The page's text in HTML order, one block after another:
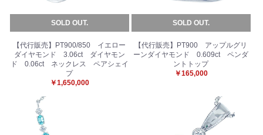
SOLD OUT.
【代行販売】PT900/850 イエロー
ダイヤモンド 3.06ct ダイヤモン
ド 0.06ct ネックレス ペアシェイ
プ
￥1,650,000
SOLD OUT.
【代行販売】PT900 アップルグリ
ーンダイヤモンド 0.609ct ペンダ
ントトップ
￥165,000